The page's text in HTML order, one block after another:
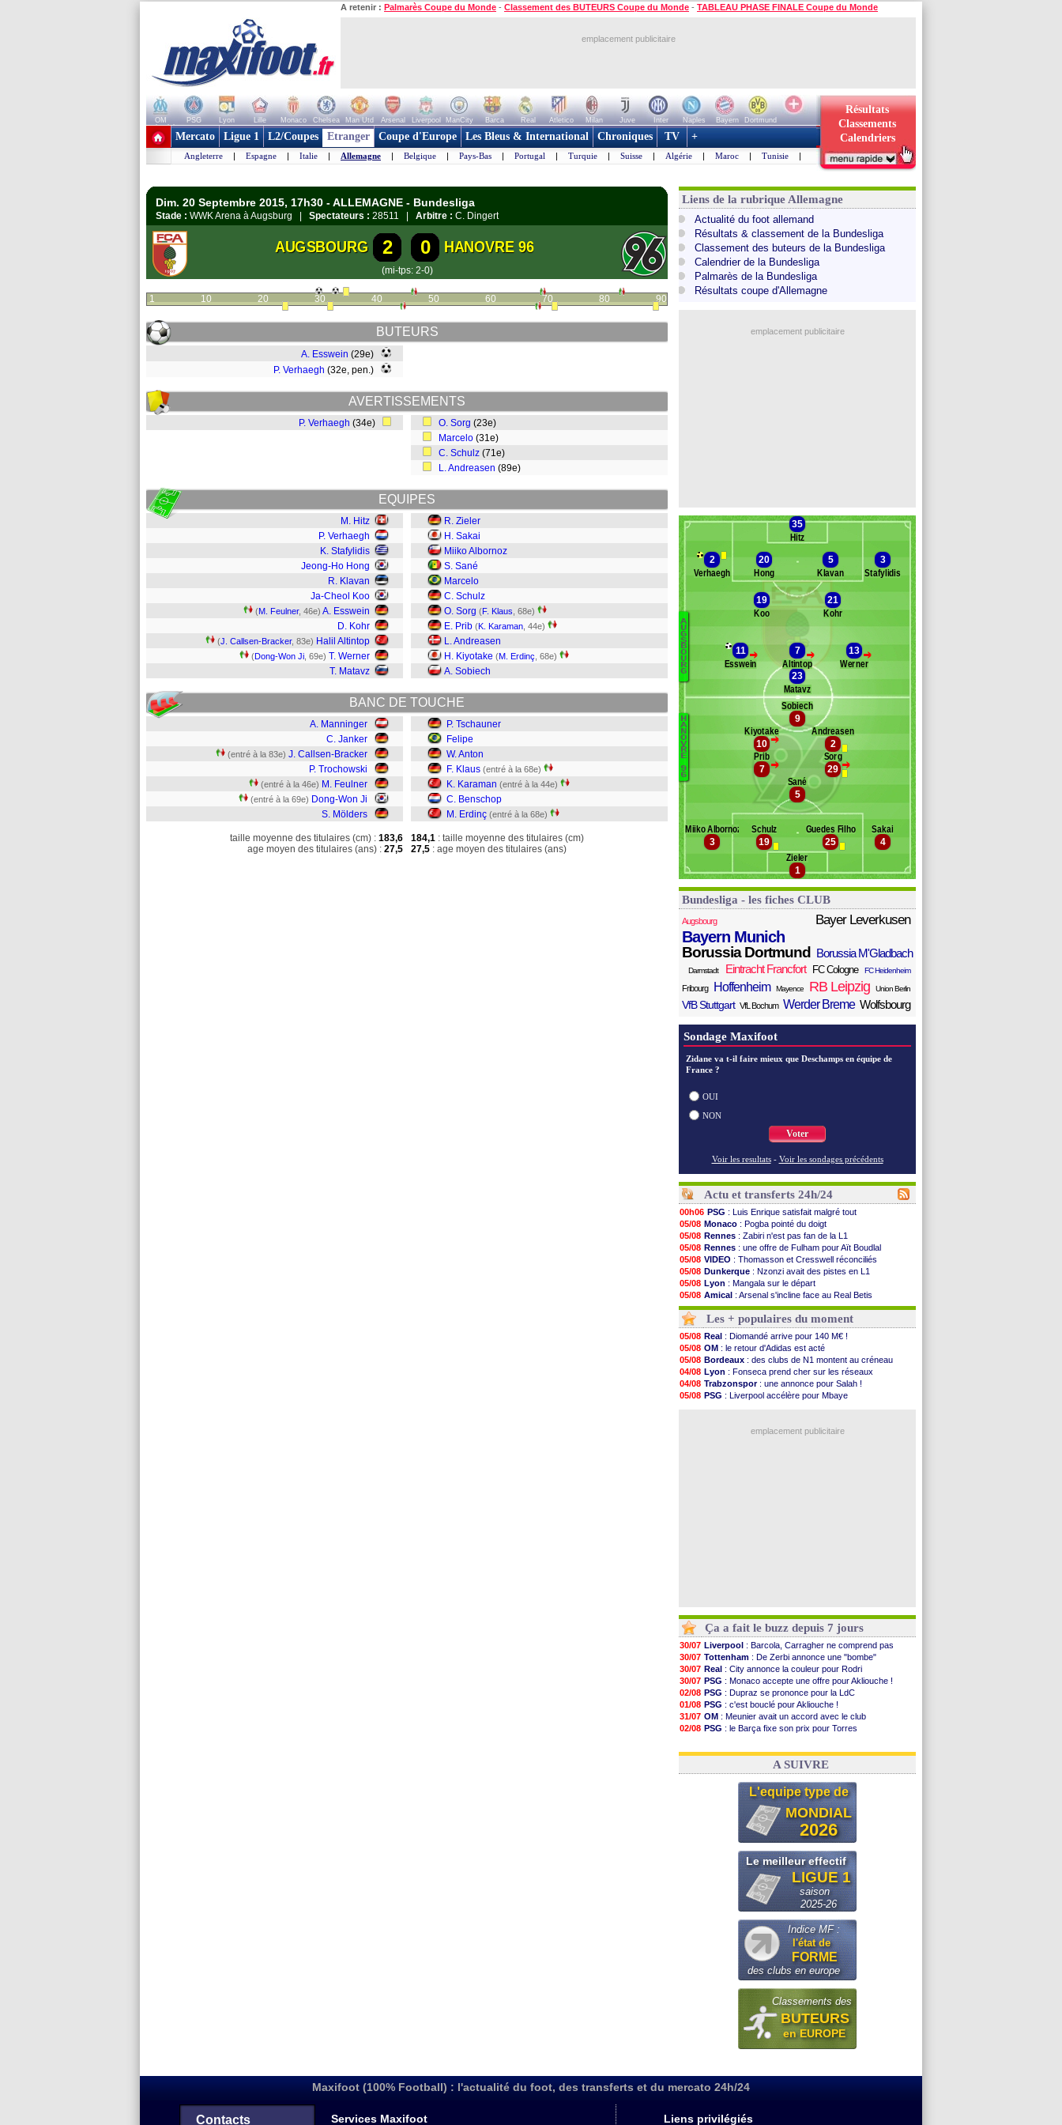
A retenir : Palmarès Coupe du Monde - Classement des BUTEURS Coupe du Monde - TABLEAU PHASE FINALE Coupe du Monde
emplacement publicitaire
OM PSG Lyon Lille Monaco Chelsea Man Utd Arsenal Liverpool ManCity Barca Real Atletico Milan Juve Inter Naples Bayern
Dortmund
+ de clubs
Résultats
Classements
Calendriers
Mercato Ligue 1 L2/Coupes Etranger Coupe d'Europe Les Bleus & International Chroniques TV +
Angleterre | Espagne | Italie | Allemagne | Belgique | Pays-Bas | Portugal | Turquie | Suisse | Algérie | Maroc | Tunisie |
Dim. 20 Septembre 2015, 17h30 - ALLEMAGNE - Bundesliga
Stade : WWK Arena à Augsburg | Spectateurs : 28511 | Arbitre : C. Dingert
AUGSBOURG 2 0 HANOVRE 96
(mi-tps: 2-0)
1 10 20 30 40 50 60 70 80 90
BUTEURS
A. Esswein (29e)
P. Verhaegh (32e, pen.)
AVERTISSEMENTS
P. Verhaegh (34e) O. Sorg (23e)
Marcelo (31e)
C. Schulz (71e)
L. Andreasen (89e)
EQUIPES
M. Hitz
P. Verhaegh
K. Stafylidis
Jeong-Ho Hong
R. Klavan
Ja-Cheol Koo
(M. Feulner, 46e) A. Esswein
D. Kohr
(J. Callsen-Bracker, 83e) Halil Altintop
(Dong-Won Ji , 69e) T. Werner
T. Matavz
R. Zieler
H. Sakai
Miiko Albornoz
S. Sané
Marcelo
C. Schulz
O. Sorg (F. Klaus , 68e)
E. Prib (K. Karaman , 44e)
L. Andreasen
H. Kiyotake (M. Erdinç , 68e)
A. Sobiech
BANC DE TOUCHE
A. Manninger
C. Janker
(entré à la 83e) J. Callsen-Bracker
P. Trochowski
(entré à la 46e) M. Feulner
(entré à la 69e) Dong-Won Ji
S. Mölders
taille moyenne des titulaires (cm) : 183,6
age moyen des titulaires (ans) : 27,5
P. Tschauner
Felipe
W. Anton
F. Klaus (entré à la 68e)
K. Karaman (entré à la 44e)
C. Benschop
M. Erdinç (entré à la 68e)
184,1 : taille moyenne des titulaires (cm)
27,5 : age moyen des titulaires (ans)
Liens de la rubrique Allemagne
Actualité du foot allemand
Résultats & classement de la Bundesliga
Classement des buteurs de la Bundesliga
Calendrier de la Bundesliga
Palmarès de la Bundesliga
Résultats coupe d'Allemagne
emplacement publicitaire
Banc des remplaçants
Manninger
Janker
Callsen-Bracker
Feulner
Ji
A
U
G
S
B
O
U
R
G
Banc des remplaçantsHanovre 96
Karaman
Benschop
Erdinç
H
A
N
O
V
R
E
9
6
35
Hitz
2
Verhaegh
20
Hong
5
Klavan
3
Stafylidis
19
Koo
21
Kohr
>
11
Esswein
>
7
Altintop
>
13
Werner
23
Matavz
1
Zieler
4
Sakai
25
Guedes Filho
19
Schulz
3
Miiko Albornoz
5
Sané
>
29
Sorg
>
7
Prib
2
Andreasen
>
10
Kiyotake
9
Sobiech
Bundesliga - les fiches CLUB
Augsbourg Bayer Leverkusen
Bayern Munich
Borussia Dortmund Borussia M'Gladbach
Darmstadt Eintracht Francfort FC Cologne FC Heidenheim
Fribourg Hoffenheim Mayence RB Leipzig Union Berlin
VfB Stuttgart VfL Bochum Werder Breme Wolfsbourg
Sondage Maxifoot
Zidane va t-il faire mieux que Deschamps en équipe de
France ?
OUI
NON
Voter
Voir les resultats - Voir les sondages précédents
Actu et transferts 24h/24
00h06 PSG : Luis Enrique satisfait malgré tout
05/08 Monaco : Pogba pointé du doigt
05/08 Rennes : Zabiri n'est pas fan de la L1
05/08 Rennes : une offre de Fulham pour Aït Boudlal
05/08 VIDEO : Thomasson et Cresswell réconciliés
05/08 Dunkerque : Nzonzi avait des pistes en L1
05/08 Lyon : Mangala sur le départ
05/08 Amical : Arsenal s'incline face au Real Betis
05/08 Amical: lourde défaite pour le PSG
05/08
Man City: Maresca flou pour Reijnders
05/08 LdC: Fenerbahçe prend une belle option
05/08 Al-Diriyah: Mbemba arrive libre (officiel)
05/08 Atletico: le plan d'Alvarez à son retour
05/08 Amical: premier succès pour Brest
05/08 VIDEO: le joli but de Greenwood avec le Fener !
05/08 CdM 2030: une promesse d'Infantino au Maroc ...
05/08 PSG : la compo pour le premier match amical
: l'OM domine Al-Shahaniya
Les + populaires du moment
05/08 Real : Diomandé arrive pour 140 M€ !
05/08 OM : le retour d'Adidas est acté
05/08 Bordeaux : des clubs de N1 montent au créneau
04/08 Lyon : Fonseca prend cher sur les réseaux
04/08 Trabzonspor : une annonce pour Salah !
05/08 PSG : Liverpool accélère pour Mbaye
emplacement publicitaire
Ça a fait le buzz depuis 7 jours
30/07 Liverpool : Barcola, Carragher ne comprend pas
30/07 Tottenham : De Zerbi annonce une "bombe"
30/07 Real : City annonce la couleur pour Rodri
30/07 PSG : Monaco accepte une offre pour Akliouche !
02/08 PSG : Dupraz se prononce pour la LdC
01/08 PSG : c'est bouclé pour Akliouche !
31/07 OM : Meunier avait un accord avec le club
02/08 PSG : le Barça fixe son prix pour Torres
01/08 Barça: Torres souhaite rejoindre le PSG !
A SUIVRE
L'equipe type de
MONDIAL
2026
Le meilleur effectif
LIGUE 1
saison
2025-26
Indice MF :
l'état de
FORME
des clubs en europe
Classements des
BUTEURS
en EUROPE
Maxifoot (100% Football) : l'actualité du foot, des transferts et du mercato 24h/24
Contacts Services Maxifoot Liens privilégiés